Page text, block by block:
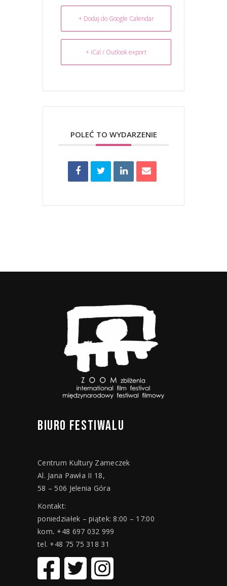
+ Dodaj do Google Calendar
+ iCal / Outlook export
POLEĆ TO WYDARZENIE
BIURO FESTIWALU
Centrum Kultury Zameczek
Al. Jana Pawła II 18,
58 – 506 Jelenia Góra
Kontakt:
poniedziałek – piątek: 8:00 – 17:00
kom. +48 697 032 999
tel. +48 75 75 318 31